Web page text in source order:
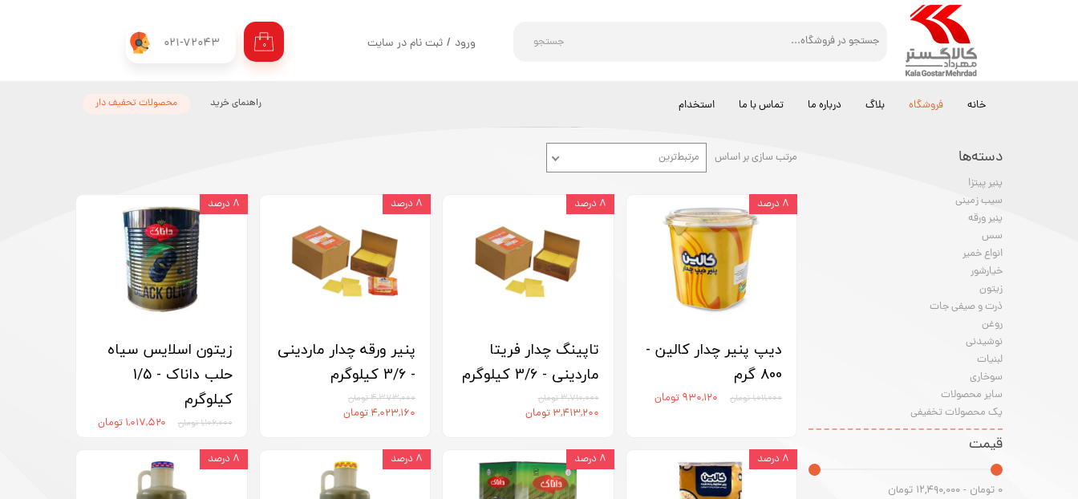
021-72043 جستجو ۰ ورود / ثبت نام در سایت
خانه فروشگاه بلاگ درباره ما تماس با ما استخدام محصولات تحفیف دار راهنمای خرید
دسته‌ها
پنیر پیتزا
سیب زمینی
پنیر ورقه
سس
انواع خمیر
خیارشور
زیتون
ذرت و صیفی جات
روغن
نوشیدنی
لبنیات
سوخاری
سایر محصولات
پک محصولات تخفیفی
قیمت
۰ تومان - ۱۲,۴۹۰,۰۰۰ تومان
مرتب سازی بر اساس مرتبط‌ترین
دیپ پنیر چدار کالین -
800 گرم
۱,۰۱۱,۰۰۰ تومان ۹۳۰,۱۲۰ تومان
۸ درصد
تاپینگ چدار فریتا
ماردینی - 3/6 کیلوگرم
۳,۷۱۰,۰۰۰ تومان
۳,۴۱۳,۲۰۰ تومان
۸ درصد
پنیر ورقه چدار ماردینی
- 3/6 کیلوگرم
۴,۳۷۳,۰۰۰ تومان
۴,۰۲۳,۱۶۰ تومان
۸ درصد
زیتون اسلایس سیاه
حلب داناک - 1/5
کیلوگرم
۱,۱۰۶,۰۰۰ تومان ۱,۰۱۷,۵۲۰ تومان
۸ درصد
۸ درصد ۸ درصد ۸ درصد ۸ درصد